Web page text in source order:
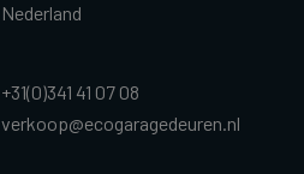
Nederland
+31(0)341 41 07 08
verkoop@ecogaragedeuren.nl